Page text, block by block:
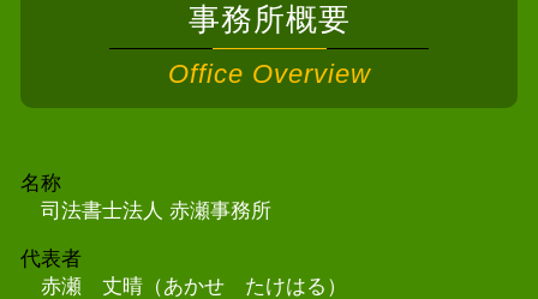
事務所概要
Office Overview
名称
司法書士法人 赤瀬事務所
代表者
赤瀬 丈晴（あかせ たけはる）